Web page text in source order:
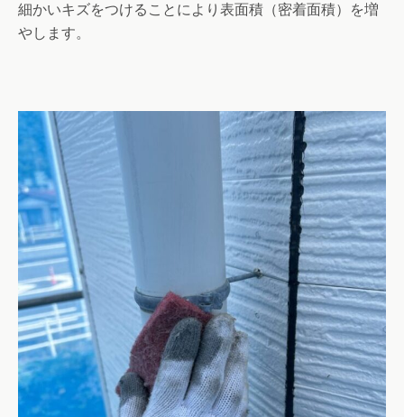
細かいキズをつけることにより表面積（密着面積）を増
やします。